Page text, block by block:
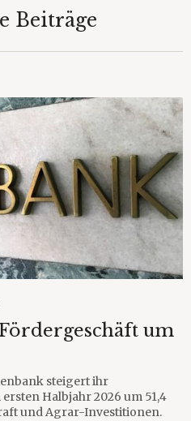
Beiträge
um
steigert ihr
Halbjahr 2026 um 51,4
und Agrar-Investitionen.